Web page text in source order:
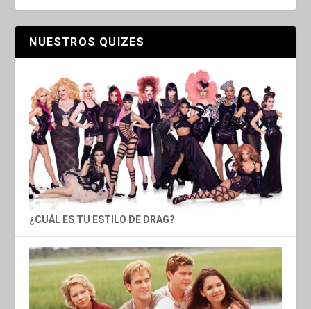
NUESTROS QUIZES
¿CUÁL ES TU ESTILO DE DRAG?